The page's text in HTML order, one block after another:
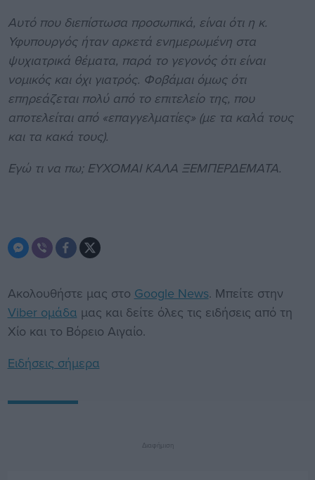
Αυτό που διεπίστωσα προσωπικά, είναι ότι η κ.
Υφυπουργός ήταν αρκετά ενημερωμένη στα
ψυχιατρικά θέματα, παρά το γεγονός ότι είναι
νομικός και όχι γιατρός. Φοβάμαι όμως ότι
επηρεάζεται πολύ από το επιτελείο της, που
αποτελείται από «επαγγελματίες» (με τα καλά τους
και τα κακά τους).
Εγώ τι να πω; ΕΥΧΟΜΑΙ ΚΑΛΑ ΞΕΜΠΕΡΔΕΜΑΤΑ.
Ακολουθήστε μας στο Google News. Μπείτε στην
Viber ομάδα μας και δείτε όλες τις ειδήσεις από τη
Χίο και το Βόρειο Αιγαίο.
Ειδήσεις σήμερα
Διαφήμιση